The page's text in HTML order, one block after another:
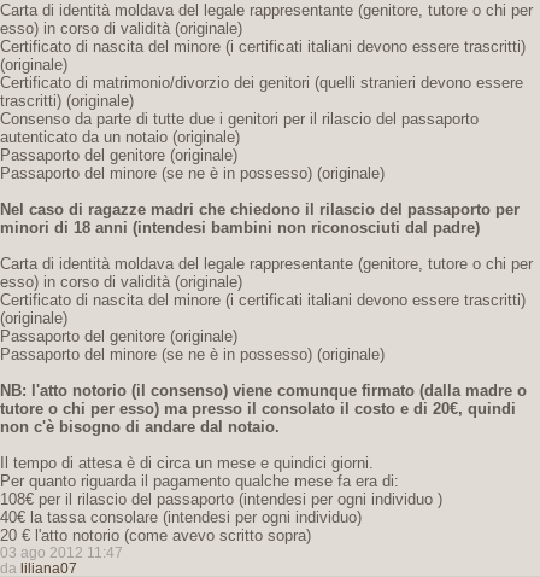
Carta di identità moldava del legale rappresentante (genitore, tutore o chi per
esso) in corso di validità (originale)
Certificato di nascita del minore (i certificati italiani devono essere trascritti)
(originale)
Certificato di matrimonio/divorzio dei genitori (quelli stranieri devono essere
trascritti) (originale)
Consenso da parte di tutte due i genitori per il rilascio del passaporto
autenticato da un notaio (originale)
Passaporto del genitore (originale)
Passaporto del minore (se ne è in possesso) (originale)
Nel caso di ragazze madri che chiedono il rilascio del passaporto per
minori di 18 anni (intendesi bambini non riconosciuti dal padre)
Carta di identità moldava del legale rappresentante (genitore, tutore o chi per
esso) in corso di validità (originale)
Certificato di nascita del minore (i certificati italiani devono essere trascritti)
(originale)
Passaporto del genitore (originale)
Passaporto del minore (se ne è in possesso) (originale)
NB: l'atto notorio (il consenso) viene comunque firmato (dalla madre o
tutore o chi per esso) ma presso il consolato il costo e di 20€, quindi
non c'è bisogno di andare dal notaio.
Il tempo di attesa è di circa un mese e quindici giorni.
Per quanto riguarda il pagamento qualche mese fa era di:
108€ per il rilascio del passaporto (intendesi per ogni individuo )
40€ la tassa consolare (intendesi per ogni individuo)
20 € l'atto notorio (come avevo scritto sopra)
03 ago 2012 11:47
da liliana07